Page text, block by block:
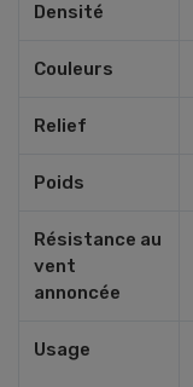
Densité
Couleurs
Relief
Poids
Résistance au
vent
annoncée
Usage